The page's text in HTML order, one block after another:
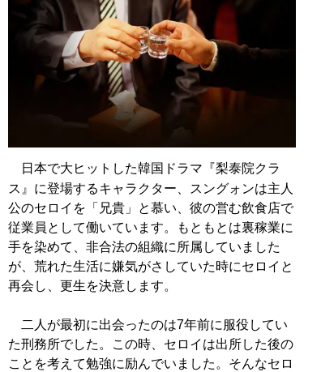
日本で大ヒットした韓国ドラマ『梨泰院クラ
ス』に登場するキャラクター、スングォンは主人
公のセロイを「兄貴」と慕い、彼の営む飲食店で
従業員として働いています。もともとは裏稼業に
手を染めて、非合法の組織に所属していました
が、荒れた生活に嫌気がさしていた時にセロイと
再会し、更生を決意します。
二人が最初に出会ったのは7年前に服役してい
た刑務所でした。この時、セロイは出所した後の
ことを考えて勉強に励んでいました。そんなセロ